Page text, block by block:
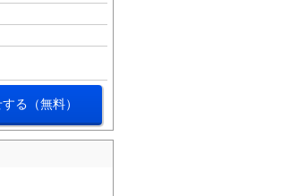
る（無料）